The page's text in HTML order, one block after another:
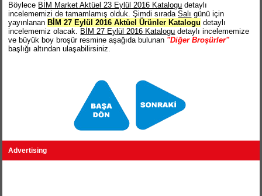
Böylece BİM Market Aktüel 23 Eylül 2016 Katalogu detaylı
incelememizi de tamamlamış olduk. Şimdi sıradaSalı günü için
yayınlanan BİM 27 Eylül 2016 Aktüel Ürünler Katalogu detaylı
incelememiz olacak. BİM 27 Eylül 2016 Katalogu detaylı incelememize
ve büyük boy broşür resmine aşağıda bulunan "Diğer Broşürler"
başlığı altından ulaşabilirsiniz.
Advertising